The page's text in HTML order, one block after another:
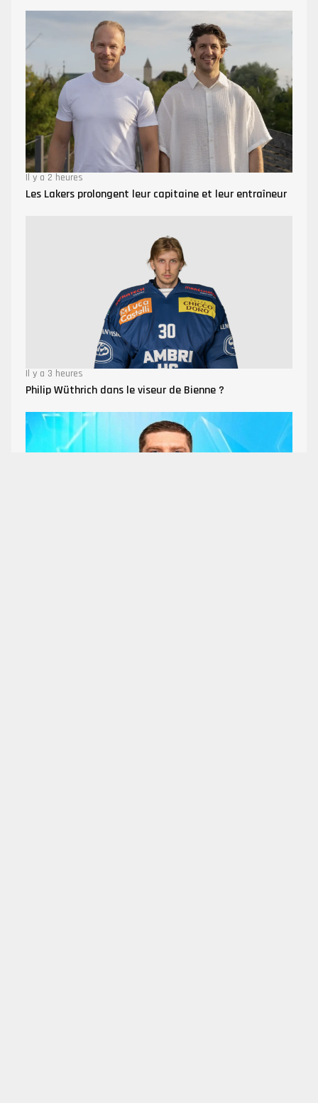
Il y a 2 heures
Les Lakers prolongent leur capitaine et leur entraîneur
Il y a 3 heures
Philip Wüthrich dans le viseur de Bienne ?